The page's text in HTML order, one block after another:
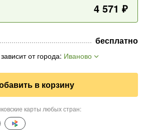
4 571 ₽
бесплатно
от города: Иваново
в корзину
карты любых стран: